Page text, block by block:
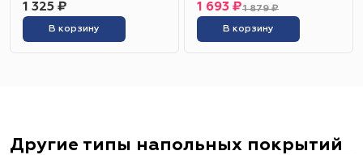
1 325 ₽
В корзину
1 879 ₽
1 693 ₽
В корзину
Другие типы напольных покрытий